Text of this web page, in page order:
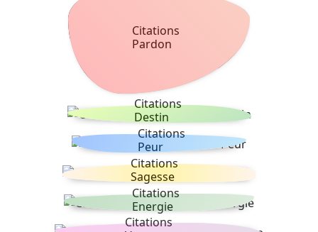
Citations
Pardon
Citations
Destin
Citations
Peur
Citations
Sagesse
Citations
Energie
Citations